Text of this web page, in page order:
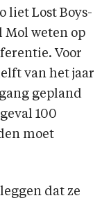
liet Lost Boys-
Mol weten op
Voor
van het jaar
gepland
100
moet
dat ze